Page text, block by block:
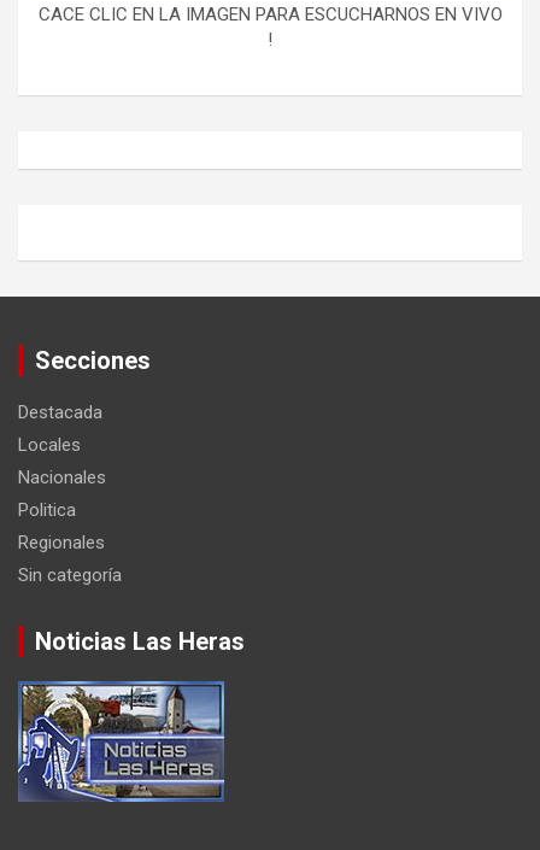
CACE CLIC EN LA IMAGEN PARA ESCUCHARNOS EN VIVO
!
Secciones
Destacada
Locales
Nacionales
Politica
Regionales
Sin categoría
Noticias Las Heras